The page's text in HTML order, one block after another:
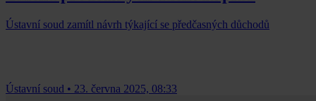
Ústavní soud zamítl návrh týkající se předčasných důchodů
Ústavní soud • 23. června 2025, 08:33